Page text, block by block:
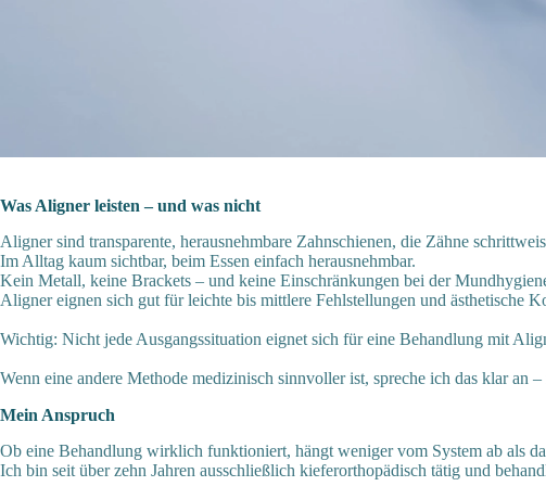
Was Aligner leisten – und was nicht
Aligner sind transparente, herausnehmbare Zahnschienen, die Zähne
Im Alltag kaum sichtbar, beim Essen einfach herausnehmbar.
Kein Metall, keine Brackets – und keine Einschränkungen bei der
Aligner eignen sich gut für leichte bis mittlere Fehlstellungen und ästhetische
Wichtig: Nicht jede Ausgangssituation eignet sich für eine Behandlung mit
Wenn eine andere Methode medizinisch sinnvoller ist, spreche ich das klar an
Mein Anspruch
Ob eine Behandlung wirklich funktioniert, hängt weniger vom System ab als
Ich bin seit über zehn Jahren ausschließlich kieferorthopädisch tätig und